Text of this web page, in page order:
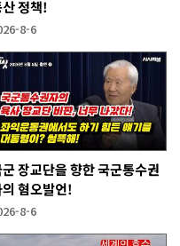
정책!
8-6
장교단을 향한 국군통수권
혐오발언!
8-6